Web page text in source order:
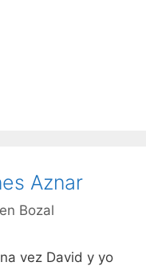
Aznar
Bozal
vez David y yo